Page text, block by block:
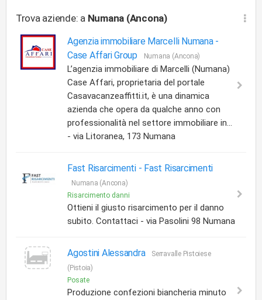
Trova aziende: a Numana (Ancona)
Agenzia immobiliare Marcelli Numana -
Case Affari Group
Numana (Ancona)
L’agenzia immobiliare di Marcelli (Numana)
Case Affari, proprietaria del portale
Casavacanzeaffitti.it, è una dinamica
azienda che opera da qualche anno con
professionalità nel settore immobiliare in...
- via Litoranea, 173 Numana
Fast Risarcimenti - Fast Risarcimenti
Numana (Ancona)
Risarcimento danni
Ottieni il giusto risarcimento per il danno
subito. Contattaci - via Pasolini 98 Numana
Agostini Alessandra
Serravalle Pistoiese
(Pistoia)
Posate
Produzione confezioni biancheria minuto